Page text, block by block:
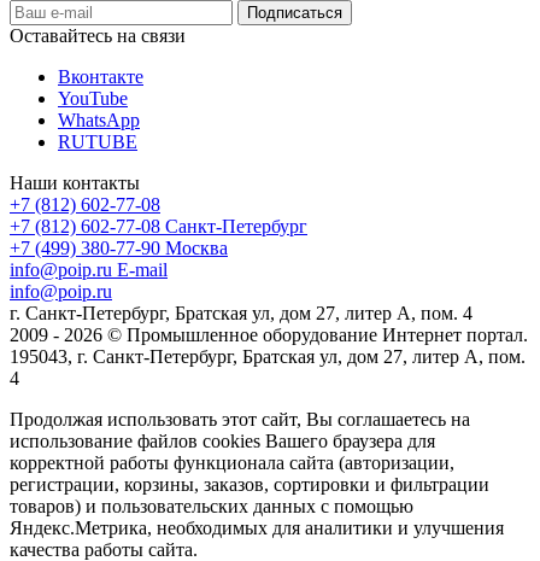
Оставайтесь на связи
Вконтакте
YouTube
WhatsApp
RUTUBE
Наши контакты
+7 (812) 602-77-08
+7 (812) 602-77-08 Санкт-Петербург
+7 (499) 380-77-90 Москва
info@poip.ru E-mail
info@poip.ru
г. Санкт-Петербург, Братская ул, дом 27, литер А, пом. 4
2009 - 2026 © Промышленное оборудование Интернет портал.
195043, г. Санкт-Петербург, Братская ул, дом 27, литер А, пом.
4
Продолжая использовать этот сайт, Вы соглашаетесь на
использование файлов cookies Вашего браузера для
корректной работы функционала сайта (авторизации,
регистрации, корзины, заказов, сортировки и фильтрации
товаров) и пользовательских данных с помощью
Яндекс.Метрика, необходимых для аналитики и улучшения
качества работы сайта.